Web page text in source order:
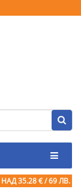
НАД 35.28 € / 69 ЛВ.